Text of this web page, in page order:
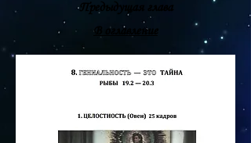
Предыдущая глава
В оглавление